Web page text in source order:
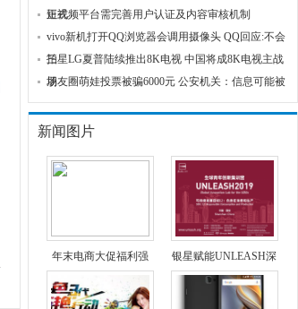
正式
短视频平台需完善用户认证及内容审核机制
vivo新机打开QQ浏览器会调用摄像头 QQ回应:不会
拍
三星LG夏普陆续推出8K电视 中国将成8K电视主战
场
朋友圈萌娃投票被骗6000元 公安机关：信息可能被
新闻图片
年末电商大促福利强 银星赋能UNLEASH深